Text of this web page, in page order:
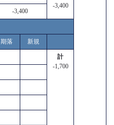
-3,400
-3,400
期落 新規
計
-1,700